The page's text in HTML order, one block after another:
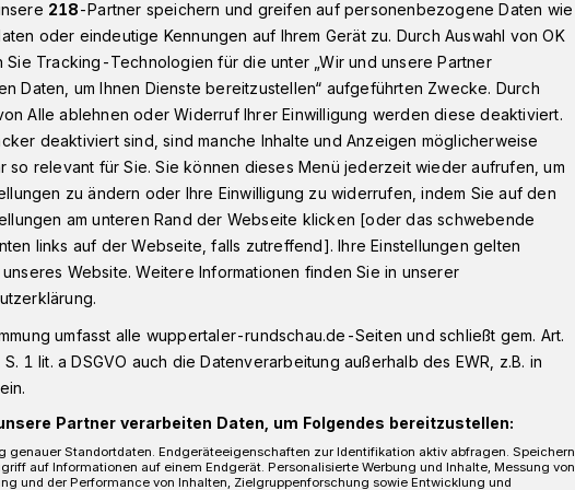
Es kann glatt werden ...
...
von Montag auf Dienstag (22./23.
im Berufsverkehr zu Fuß oder
aufpassen – es kann sich Reifglätte
218-Partner speichern und greifen auf personenbezogene Daten wie
oder eindeutige Kennungen auf Ihrem Gerät zu. Durch Auswahl von OK
Sie Tracking-Technologien für die unter „Wir und unsere Partner
Daten, um Ihnen Dienste bereitzustellen“ aufgeführten Zwecke. Durch
Alle ablehnen oder Widerruf Ihrer Einwilligung werden diese deaktiviert.
deaktiviert sind, sind manche Inhalte und Anzeigen möglicherweise
so relevant für Sie. Sie können dieses Menü jederzeit wieder aufrufen, um
zu ändern oder Ihre Einwilligung zu widerrufen, indem Sie auf den
am unteren Rand der Webseite klicken [oder das schwebende
links auf der Webseite, falls zutreffend]. Ihre Einstellungen gelten
Website. Weitere Informationen finden Sie in unserer
umfasst alle wuppertaler-rundschau.de-Seiten und schließt gem. Art.
1 lit. a DSGVO auch die Datenverarbeitung außerhalb des EWR, z.B. in
Partner verarbeiten Daten, um Folgendes bereitzustellen:
genauer Standortdaten. Endgeräteeigenschaften zur Identifikation aktiv abfragen. Speichern
auf Informationen auf einem Endgerät. Personalisierte Werbung und Inhalte, Messung von
und der Performance von Inhalten, Zielgruppenforschung sowie Entwicklung und